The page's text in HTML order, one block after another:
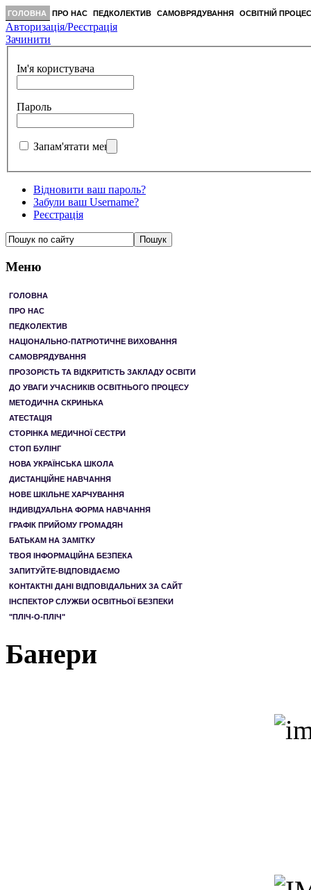
ГОЛОВНА ПРО НАС ПЕДКОЛЕКТИВ САМОВРЯДУВАННЯ ОСВІТНІЙ ПРОЦЕС
Авторизація/Реєстрація
Зачинити
Ім'я користувача
Пароль
Запам'ятати мене
Відновити ваш пароль?
Забули ваш Username?
Реєстрація
Меню
ГОЛОВНА
ПРО НАС
ПЕДКОЛЕКТИВ
НАЦІОНАЛЬНО-ПАТРІОТИЧНЕ ВИХОВАННЯ
САМОВРЯДУВАННЯ
ПРОЗОРІСТЬ ТА ВІДКРИТІСТЬ ЗАКЛАДУ ОСВІТИ
ДО УВАГИ УЧАСНИКІВ ОСВІТНЬОГО ПРОЦЕСУ
МЕТОДИЧНА СКРИНЬКА
АТЕСТАЦІЯ
СТОРІНКА МЕДИЧНОЇ СЕСТРИ
СТОП БУЛІНГ
НОВА УКРАЇНСЬКА ШКОЛА
ДИСТАНЦІЙНЕ НАВЧАННЯ
НОВЕ ШКІЛЬНЕ ХАРЧУВАННЯ
ІНДИВІДУАЛЬНА ФОРМА НАВЧАННЯ
ГРАФІК ПРИЙОМУ ГРОМАДЯН
БАТЬКАМ НА ЗАМІТКУ
ТВОЯ ІНФОРМАЦІЙНА БЕЗПЕКА
ЗАПИТУЙТЕ-ВІДПОВІДАЄМО
КОНТАКТНІ ДАНІ ВІДПОВІДАЛЬНИХ ЗА САЙТ
ІНСПЕКТОР СЛУЖБИ ОСВІТНЬОЇ БЕЗПЕКИ
"ПЛІЧ-О-ПЛІЧ"
Банери